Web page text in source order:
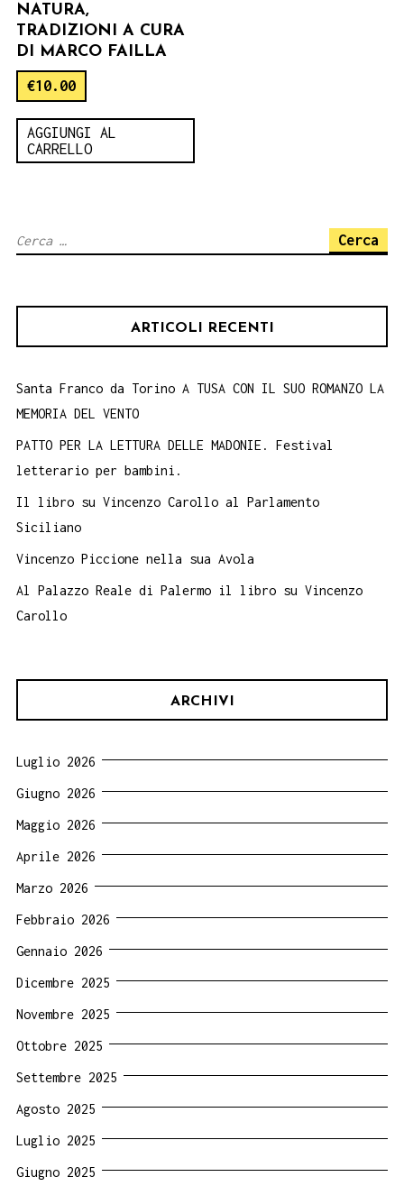
NATURA,
TRADIZIONI A CURA
DI MARCO FAILLA
€10.00
AGGIUNGI AL
CARRELLO
Ricerca
ARTICOLI RECENTI
Santa Franco da Torino A TUSA CON IL SUO ROMANZO LA
MEMORIA DEL VENTO
PATTO PER LA LETTURA DELLE MADONIE. Festival
letterario per bambini.
Il libro su Vincenzo Carollo al Parlamento
Siciliano
Vincenzo Piccione nella sua Avola
Al Palazzo Reale di Palermo il libro su Vincenzo
Carollo
ARCHIVI
Luglio 2026
Giugno 2026
Maggio 2026
Aprile 2026
Marzo 2026
Febbraio 2026
Gennaio 2026
Dicembre 2025
Novembre 2025
Ottobre 2025
Settembre 2025
Agosto 2025
Luglio 2025
Giugno 2025